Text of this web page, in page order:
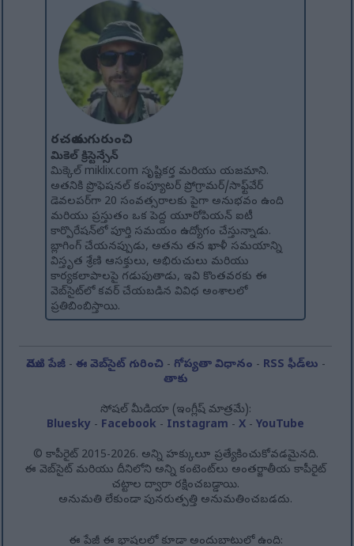
రచయిత గురుంచి
మికెల్ క్రిస్టెన్సేన్
మిక్కెల్ miklix.com సృష్టికర్త మరియు యజమాని.
అతనికి ప్రొఫెషనల్ కంప్యూటర్ ప్రోగ్రామర్/సాఫ్ట్‌వేర్
డెవలపర్‌గా 20 సంవత్సరాలకు పైగా అనుభవం ఉంది
మరియు ప్రస్తుతం ఒక పెద్ద యూరోపియన్ ఐటీ
కార్పొరేషన్‌లో పూర్తి సమయం ఉద్యోగం చేస్తున్నాడు.
బ్లాగింగ్ చేయనప్పుడు, అతను తన ఖాళీ సమయాన్ని
విస్తృత శ్రేణి ఆసక్తులు, అభిరుచులు మరియు
కార్యకలాపాలపై గడుపుతాడు, ఇవి కొంతవరకు ఈ
వెబ్‌సైట్‌లో కవర్ చేయబడిన వివిధ అంశాలలో
ప్రతిబింబిస్తాయి.
మొదటి పేజీ- ఈ వెబ్‌సైట్ గురించి - గోప్యతా విధానం - RSS ఫీడ్‌లు -
తాకు
సోషల్ మీడియా (ఇంగ్లీష్ మాత్రమే):
Bluesky - Facebook - Instagram -X -YouTube
© కాపీరైట్ 2015-2026. అన్ని హక్కులూ ప్రత్యేకించుకోవడమైనది.
ఈ వెబ్‌సైట్ మరియు దీనిలోని అన్ని కంటెంట్‌లు అంతర్జాతీయ కాపీరైట్
చట్టాల ద్వారా రక్షించబడ్డాయి.
అనుమతి లేకుండా పునరుత్పత్తి అనుమతించబడదు.
ఈ పేజీ ఈ భాషలలో కూడా అందుబాటులో ఉంది: